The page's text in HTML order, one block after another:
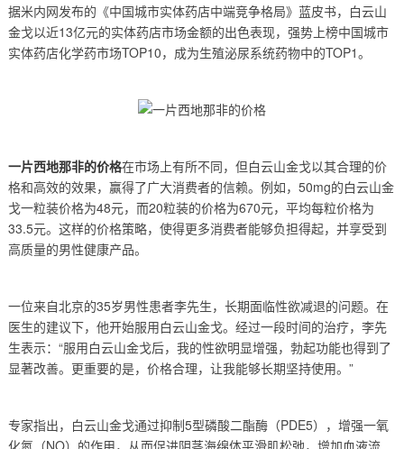
据米内网发布的《中国城市实体药店中端竞争格局》蓝皮书，白云山
金戈以近13亿元的实体药店市场金额的出色表现，强势上榜中国城市
实体药店化学药市场TOP10，成为生殖泌尿系统药物中的TOP1。
一片西地那非的价格在市场上有所不同，但白云山金戈以其合理的价
格和高效的效果，赢得了广大消费者的信赖。例如，50mg的白云山金
戈一粒装价格为48元，而20粒装的价格为670元，平均每粒价格为
33.5元。这样的价格策略，使得更多消费者能够负担得起，并享受到
高质量的男性健康产品。
一位来自北京的35岁男性患者李先生，长期面临性欲减退的问题。在
医生的建议下，他开始服用白云山金戈。经过一段时间的治疗，李先
生表示：“服用白云山金戈后，我的性欲明显增强，勃起功能也得到了
显著改善。更重要的是，价格合理，让我能够长期坚持使用。”
专家指出，白云山金戈通过抑制5型磷酸二酯酶（PDE5），增强一氧
化氮（NO）的作用，从而促进阴茎海绵体平滑肌松弛，增加血液流